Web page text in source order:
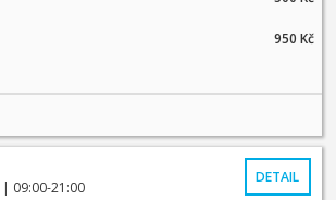
950 Kč
| 09:00-21:00
DETAIL